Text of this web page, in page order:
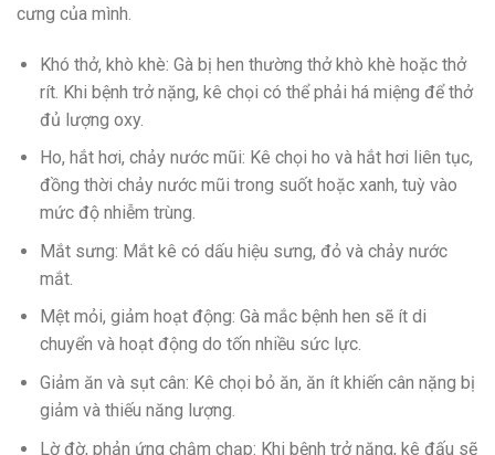
cưng của mình.
Khó thở, khò khè: Gà bị hen thường thở khò khè hoặc thở
rít. Khi bệnh trở nặng, kê chọi có thể phải há miệng để thở
đủ lượng oxy.
Ho, hắt hơi, chảy nước mũi: Kê chọi ho và hắt hơi liên tục,
đồng thời chảy nước mũi trong suốt hoặc xanh, tuỳ vào
mức độ nhiễm trùng.
Mắt sưng: Mắt kê có dấu hiệu sưng, đỏ và chảy nước
mắt.
Mệt mỏi, giảm hoạt động: Gà mắc bệnh hen sẽ ít di
chuyển và hoạt động do tốn nhiều sức lực.
Giảm ăn và sụt cân: Kê chọi bỏ ăn, ăn ít khiến cân nặng bị
giảm và thiếu năng lượng.
Lờ đờ, phản ứng chậm chạp: Khi bệnh trở nặng, kê đấu sẽ